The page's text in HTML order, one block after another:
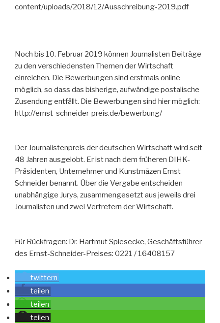
content/uploads/2018/12/Ausschreibung-2019.pdf
Noch bis 10. Februar 2019 können Journalisten Beiträge
zu den verschiedensten Themen der Wirtschaft
einreichen. Die Bewerbungen sind erstmals online
möglich, so dass das bisherige, aufwändige postalische
Zusendung entfällt. Die Bewerbungen sind hier möglich:
http://ernst-schneider-preis.de/bewerbung/
Der Journalistenpreis der deutschen Wirtschaft wird seit
48 Jahren ausgelobt. Er ist nach dem früheren DIHK-
Präsidenten, Unternehmer und Kunstmäzen Ernst
Schneider benannt. Über die Vergabe entscheiden
unabhängige Jurys, zusammengesetzt aus jeweils drei
Journalisten und zwei Vertretern der Wirtschaft.
Für Rückfragen: Dr. Hartmut Spiesecke, Geschäftsführer
des Ernst-Schneider-Preises: 0221 / 16408157
twittern
teilen
teilen
teilen